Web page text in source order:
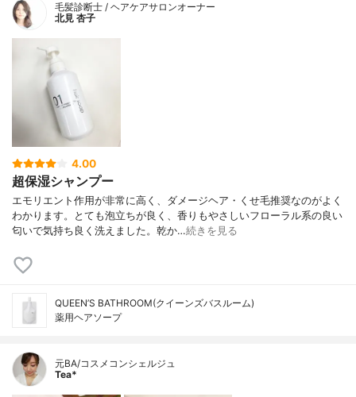
毛髪診断士 / ヘアケアサロンオーナー
北見 杏子
4.00
超保湿シャンプー
エモリエント作用が非常に高く、ダメージヘア・くせ毛推奨なのがよく
わかります。とても泡立ちが良く、香りもやさしいフローラル系の良い
匂いで気持ち良く洗えました。乾か…続きを見る
QUEEN’S BATHROOM(クイーンズバスルーム)
薬用ヘアソープ
元BA/コスメコンシェルジュ
Tea*